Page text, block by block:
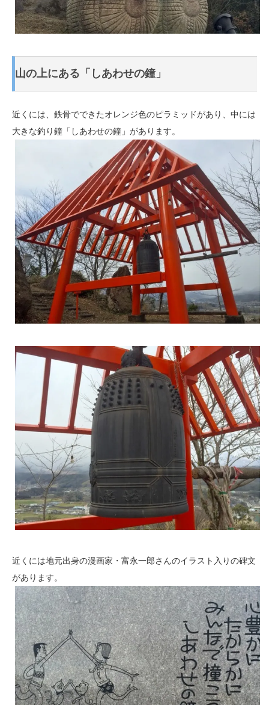
山の上にある「しあわせの鐘」
近くには、鉄骨でできたオレンジ色のピラミッドがあり、中には
大きな釣り鐘「しあわせの鐘」があります。
近くには地元出身の漫画家・富永一郎さんのイラスト入りの碑文
があります。